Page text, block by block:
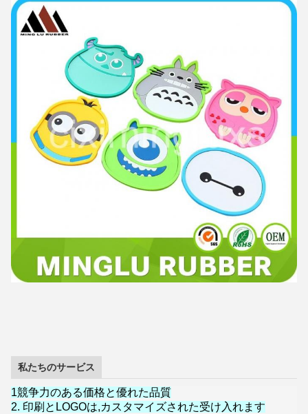
私たちのサービス
1競争力のある価格と優れた品質
2. 印刷とLOGOは,カスタマイズされた受け入れます